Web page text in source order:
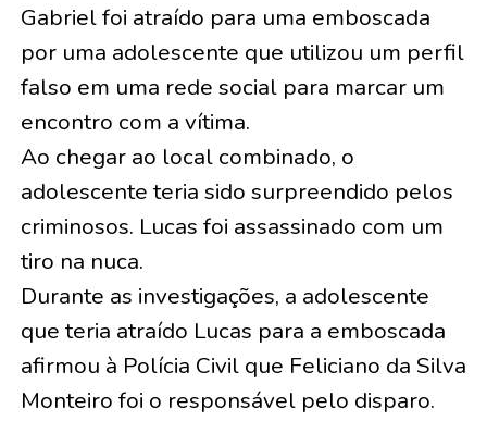
Gabriel foi atraído para uma emboscada
por uma adolescente que utilizou um perfil
falso em uma rede social para marcar um
encontro com a vítima.
Ao chegar ao local combinado, o
adolescente teria sido surpreendido pelos
criminosos. Lucas foi assassinado com um
tiro na nuca.
Durante as investigações, a adolescente
que teria atraído Lucas para a emboscada
afirmou à Polícia Civil que Feliciano da Silva
Monteiro foi o responsável pelo disparo.